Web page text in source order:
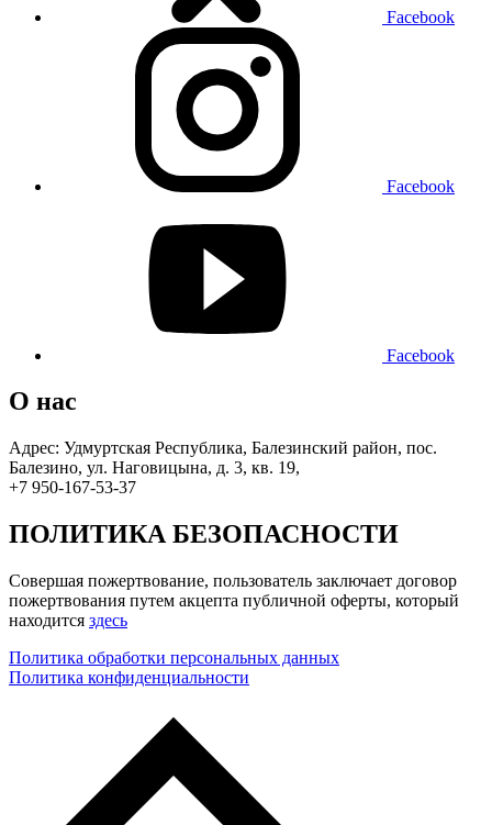
Facebook
Facebook
Facebook
О нас
Адрес: Удмуртская Республика, Балезинский район, пос.
Балезино, ул. Наговицына, д. 3, кв. 19,
+7 950-167-53-37
ПОЛИТИКА БЕЗОПАСНОСТИ
Совершая пожертвование, пользователь заключает договор
пожертвования путем акцепта публичной оферты, который
находится здесь
Политика обработки персональных данных
Политика конфиденциальности